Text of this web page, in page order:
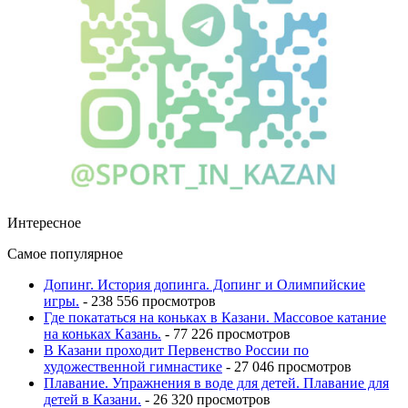
Интересное
Самое популярное
Допинг. История допинга. Допинг и Олимпийские
игры. - 238 556 просмотров
Где покататься на коньках в Казани. Массовое катание
на коньках Казань. - 77 226 просмотров
В Казани проходит Первенство России по
художественной гимнастике - 27 046 просмотров
Плавание. Упражнения в воде для детей. Плавание для
детей в Казани. - 26 320 просмотров